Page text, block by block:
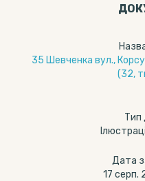
35 Шевченка вул.,
(32,
Тип
Дата
17 серп.